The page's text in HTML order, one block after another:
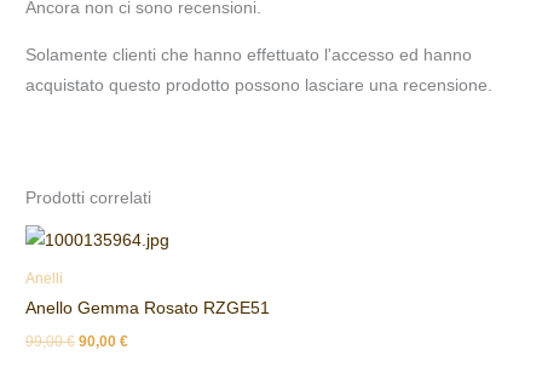
Ancora non ci sono recensioni.
Solamente clienti che hanno effettuato l'accesso ed hanno
acquistato questo prodotto possono lasciare una recensione.
Prodotti correlati
Anelli
Anello Gemma Rosato RZGE51
99,00€ 90,00€